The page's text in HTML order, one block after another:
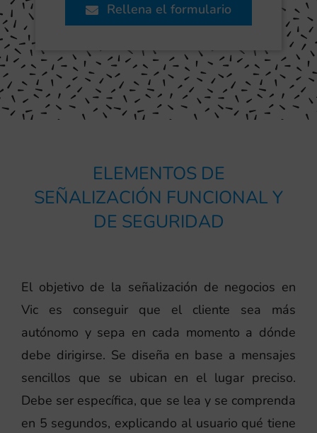
Rellena el formulario
ELEMENTOS DE
SEÑALIZACIÓN FUNCIONAL Y
DE SEGURIDAD
El objetivo de la señalización de negocios en
Vic es conseguir que el cliente sea más
autónomo y sepa en cada momento a dónde
debe dirigirse. Se diseña en base a mensajes
sencillos que se ubican en el lugar preciso.
Debe ser específica, que se lea y se comprenda
en 5 segundos, explicando al usuario qué tiene